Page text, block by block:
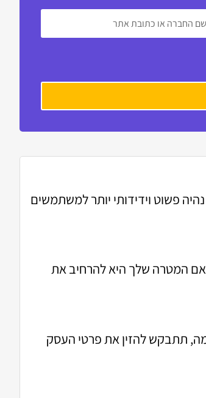
פשוט וידידותי יותר למשתמשים
המטרה שלך היא להרחיב את
תתבקש להזין את פרטי העסק